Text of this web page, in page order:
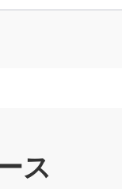
ス